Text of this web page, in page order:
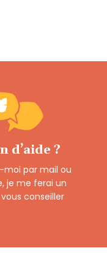
d’aide ?
par mail ou
je me ferai un
conseiller